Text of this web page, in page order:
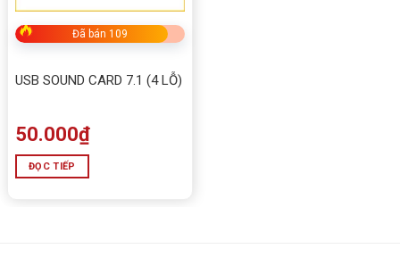
Đã bán 109
USB SOUND CARD 7.1 (4 LỖ)
50.000₫
ĐỌC TIẾP